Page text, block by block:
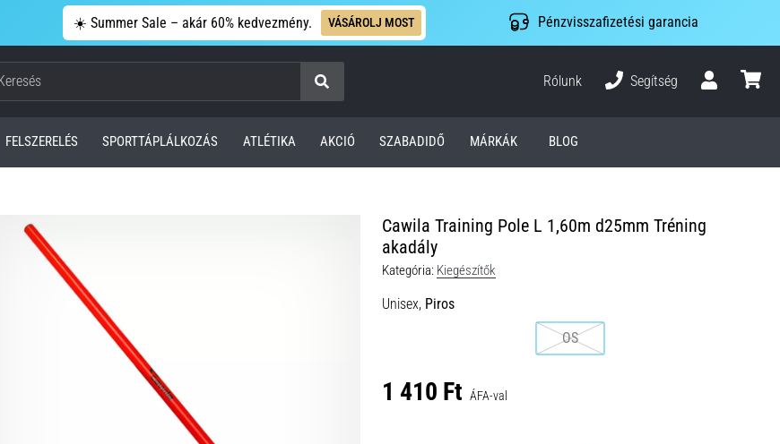
☀️ Summer Sale – akár 60% kedvezmény. VÁSÁROLJ MOST Pénzvisszafizetési garancia
Keresés
Rólunk
Segítség
FELSZERELÉS SPORTTÁPLÁLKOZÁS ATLÉTIKA AKCIÓ SZABADIDŐ MÁRKÁK BLOG
Cawila Training Pole L 1,60m d25mm Tréning
akadály
Kategória: Kiegészítők
Unisex, Piros
OS
1 410 Ft ÁFA-val